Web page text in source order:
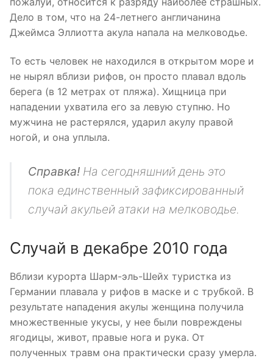
Дело в том, что на 24-летнего англичанина
Джеймса Эллиотта акула напала на мелководье.
То есть человек не находился в открытом море и
не нырял вблизи рифов, он просто плавал вдоль
берега (в 12 метрах от пляжа). Хищница при
нападении ухватила его за левую ступню. Но
мужчина не растерялся, ударил акулу правой
ногой, и она уплыла.
Справка! На сегодняшний день это
пока единственный зафиксированный
случай акульей атаки на мелководье.
Случай в декабре 2010 года
Вблизи курорта Шарм-эль-Шейх туристка из
Германии плавала у рифов в маске и с трубкой. В
результате нападения акулы женщина получила
множественные укусы, у нее были повреждены
ягодицы, живот, правые нога и рука. От
полученных травм она практически сразу умерла.